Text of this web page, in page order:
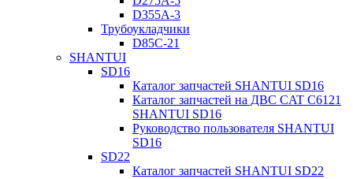
D355A-3
Трубоукладчики
D85C-21
SHANTUI
SD16
Каталог запчастей SHANTUI SD16
Каталог запчастей на ДВС CAT C6121
SHANTUI SD16
Руководство пользователя SHANTUI
SD16
SD22
Каталог запчастей SHANTUI SD22